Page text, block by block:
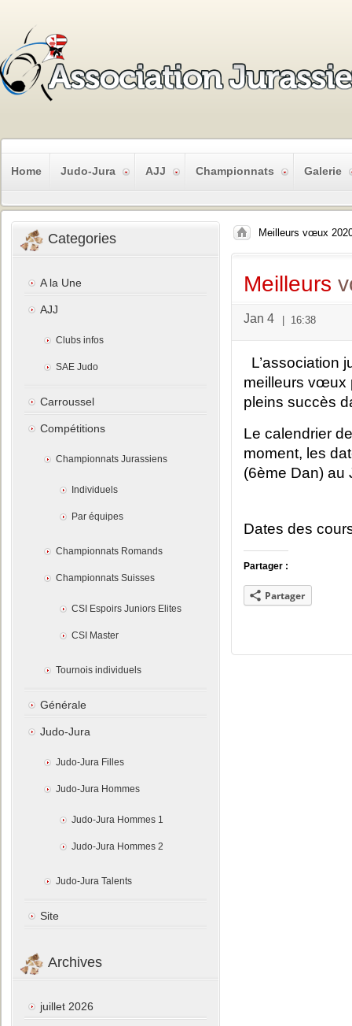
Home Judo-Jura AJJ Championnats Galerie
Meilleurs vœux
Meilleurs
Jan 4 16:38
L’association
meilleurs vœux
pleins succès
Le calendrier
moment, les
(6ème Dan) au
Dates des
Partager :
Partager
Categories
A la Une
AJJ
Clubs infos
SAE Judo
Carroussel
Compétitions
Championnats Jurassiens
Individuels
Par équipes
Championnats Romands
Championnats Suisses
CSI Espoirs Juniors Elites
CSI Master
Tournois individuels
Générale
Judo-Jura
Judo-Jura Filles
Judo-Jura Hommes
Judo-Jura Hommes 1
Judo-Jura Hommes 2
Judo-Jura Talents
Site
Archives
juillet 2026